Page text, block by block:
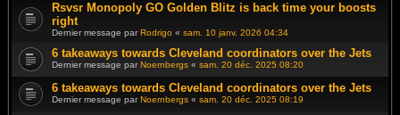
Rsvsr Monopoly GO Golden Blitz is back time your boosts
right
Dernier message parRodrigo « sam. 10 janv. 2026 04:34
6 takeaways towards Cleveland coordinators over the Jets
Dernier message parNoernbergs « sam. 20 déc. 2025 08:20
6 takeaways towards Cleveland coordinators over the Jets
Dernier message parNoernbergs « sam. 20 déc. 2025 08:19